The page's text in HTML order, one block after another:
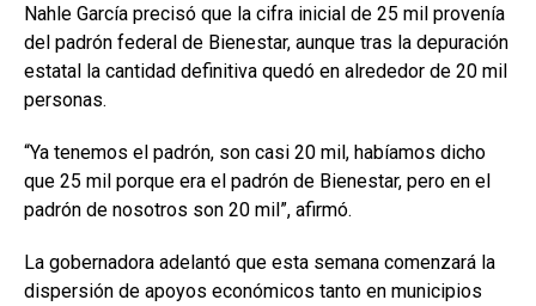
Nahle García precisó que la cifra inicial de 25 mil provenía
del padrón federal de Bienestar, aunque tras la depuración
estatal la cantidad definitiva quedó en alrededor de 20 mil
personas.
“Ya tenemos el padrón, son casi 20 mil, habíamos dicho
que 25 mil porque era el padrón de Bienestar, pero en el
padrón de nosotros son 20 mil”, afirmó.
La gobernadora adelantó que esta semana comenzará la
dispersión de apoyos económicos tanto en municipios